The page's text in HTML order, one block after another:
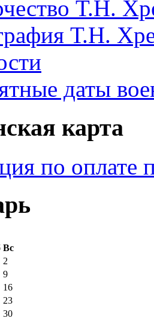
Т.Н.
Т.Н.
даты
карта
по оплате
Вс
2
9
16
23
30